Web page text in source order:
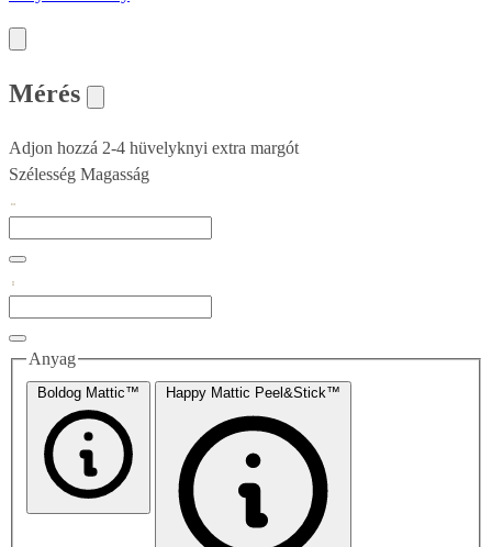
Mérés
Adjon hozzá 2-4 hüvelyknyi extra margót
Szélesség Magasság
Anyag
Boldog Mattic™ Happy Mattic Peel&Stick™